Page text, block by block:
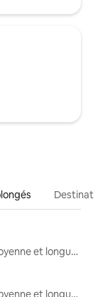
Locations moyenne et longue durée
Locations moyenne et longue durée